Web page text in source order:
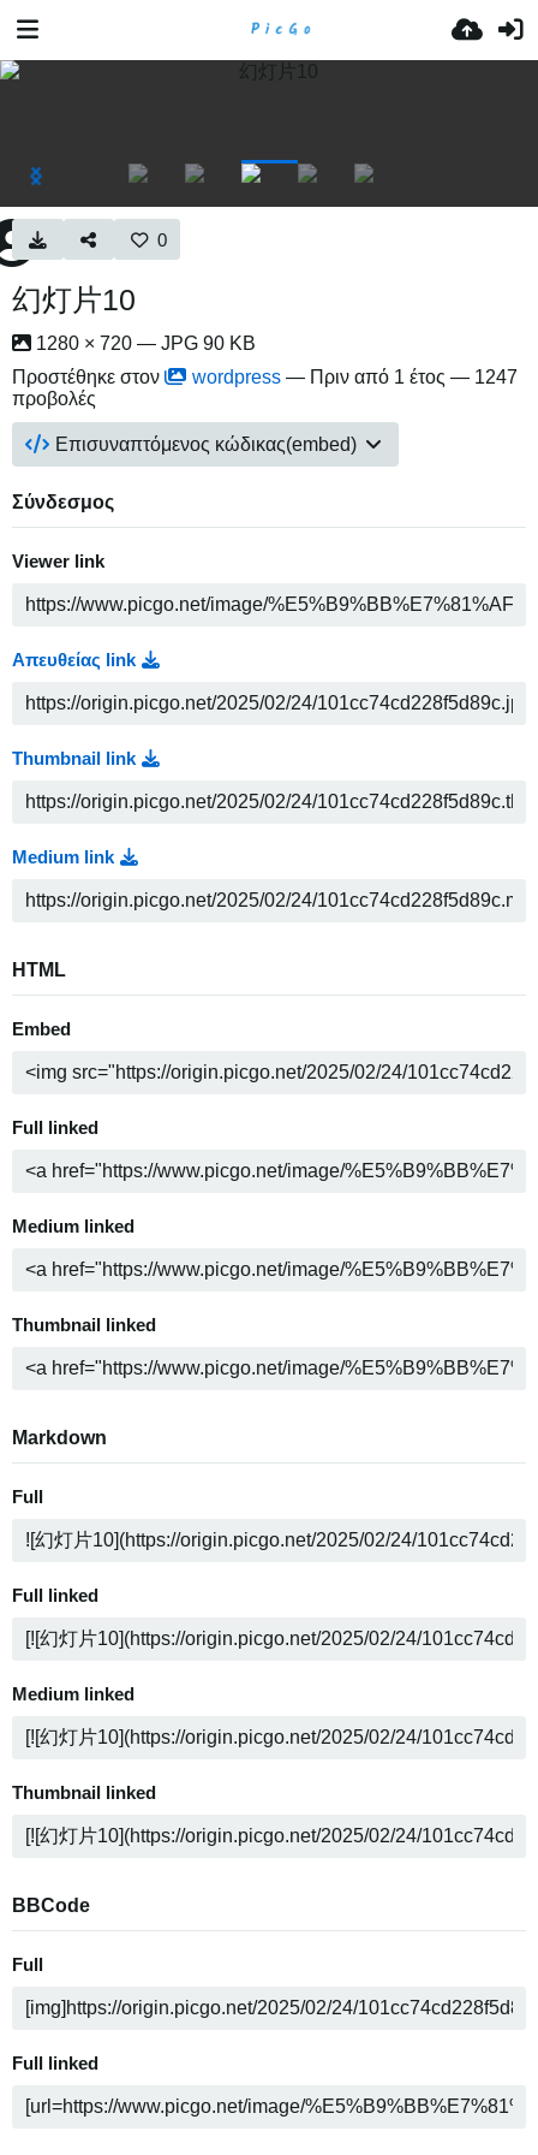
0
幻灯片10
1280 × 720 — JPG 90 KB
Προστέθηκε στον
wordpress — Πριν από 1 έτος — 1247
προβολές
Επισυναπτόμενος κώδικας(embed)
Σύνδεσμος
Viewer link
Απευθείας link
Thumbnail link
Medium link
HTML
Embed
Full linked
Medium linked
Thumbnail linked
Markdown
Full
Full linked
Medium linked
Thumbnail linked
BBCode
Full
Full linked